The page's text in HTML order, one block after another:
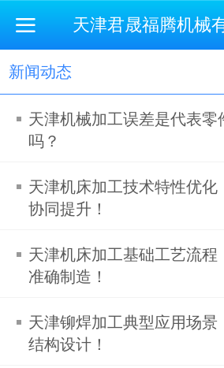
天津君晟福腾机械
新闻动态
天津机械加工误差是代表零
吗？
天津机床加工技术特性优化
协同提升！
天津机床加工基础工艺流程
准确制造​！
天津铆焊加工典型应用场景
结构设计​！